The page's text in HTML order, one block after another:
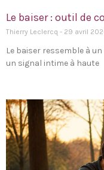
Le baiser : outil de
Thierry Leclercq 29 avril
Le baiser ressemble à
un signal intime à haute